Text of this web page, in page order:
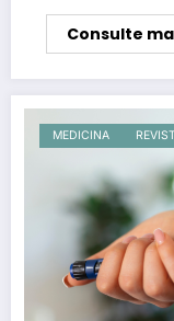
Consulte
MEDICINA